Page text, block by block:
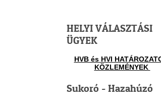
HELYI VÁLASZTÁSI
ÜGYEK
HVB és HVI
KÖZLEMÉNYEK
Sukoró - Hazahúzó